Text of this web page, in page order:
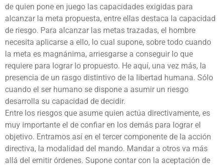
de quien pone en juego las capacidades exigidas para
alcanzar la meta propuesta, entre ellas destaca la capacidad
de riesgo. Para alcanzar las metas trazadas, el hombre
necesita aplicarse a ello, lo cual supone, sobre todo cuando
la meta es magnánima, arriesgarse a conseguir lo que
requiere para lograr lo propuesto. He aquí, una vez más, la
presencia de un rasgo distintivo de la libertad humana. Sólo
cuando el ser humano se dispone a asumir un riesgo
desarrolla su capacidad de decidir.
Entre los riesgos que asume quien actúa directivamente, es
muy importante el de confiar en los demás para lograr el
objetivo. Entramos así en el tercer componente de la acción
directiva, la modalidad del mando. Mandar a otros va más
allá del emitir órdenes. Supone contar con la aceptación de